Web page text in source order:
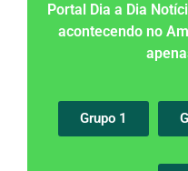
Portal Dia a Dia
acontecendo no
Grupo 1